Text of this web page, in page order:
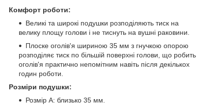
Комфорт роботи:
Великі та широкі подушки розподіляють тиск на
велику площу голови і не тиснуть на вушні раковини.
Плоске оголів'я шириною 35 мм з гнучкою опорою
розподіляє тиск по більшій поверхні голови, що робить
оголів'я практично непомітним навіть після декількох
годин роботи.
Розміри подушки:
Розмір А: близько 35 мм.